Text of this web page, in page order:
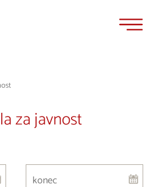
za javnost